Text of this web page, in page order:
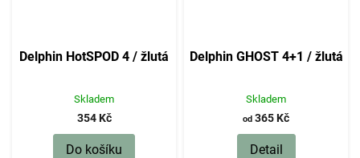
Delphin HotSPOD 4 / žlutá
Skladem
354 Kč
Do košíku
Delphin GHOST 4+1 / žlutá
Skladem
od 365 Kč
Detail